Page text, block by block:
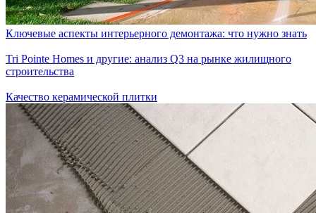
Ключевые аспекты интерьерного демонтажа: что нужно знать
Tri Pointe Homes и другие: анализ Q3 на рынке жилищного
строительства
Качество керамической плитки